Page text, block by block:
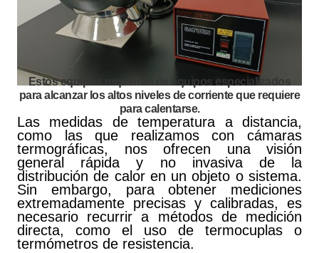
Estos equipos requieren de equipos especializados
para alcanzar los altos niveles de corriente que requiere
para calentarse.
Las medidas de temperatura a distancia,
como las que realizamos con cámaras
termográficas, nos ofrecen una visión
general rápida y no invasiva de la
distribución de calor en un objeto o sistema.
Sin embargo, para obtener mediciones
extremadamente precisas y calibradas, es
necesario recurrir a métodos de medición
directa, como el uso de termocuplas o
termómetros de resistencia.